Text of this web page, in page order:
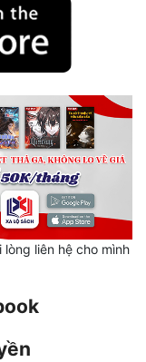
liên hệ cho mình